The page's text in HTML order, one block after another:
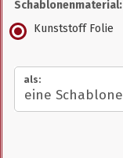
Schablonenmaterial:
Kunststoff Folie
als: